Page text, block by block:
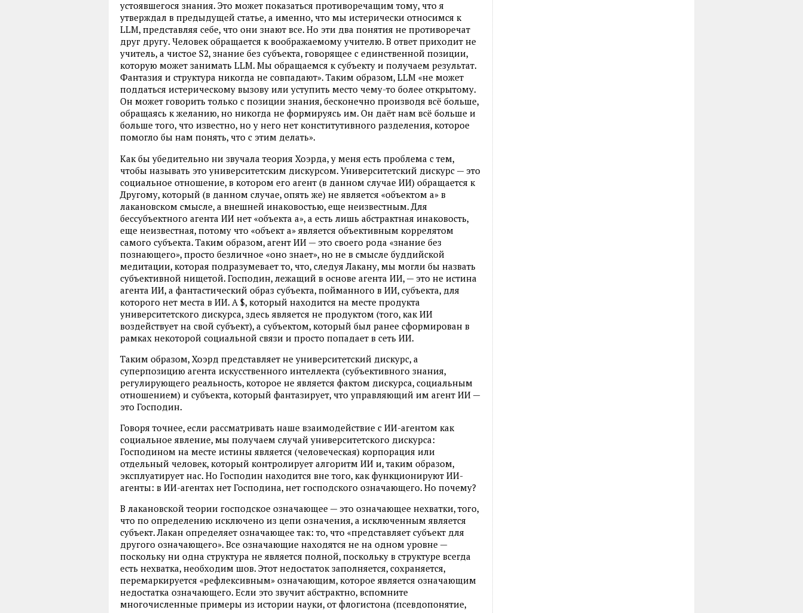
устоявшегося знания. Это может показаться противоречащим тому, что я
утверждал в предыдущей статье, а именно, что мы истерически относимся к
LLM, представляя себе, что они знают все. Но эти два понятия не противоречат
друг другу. Человек обращается к воображаемому учителю. В ответ приходит не
учитель, а чистое S2, знание без субъекта, говорящее с единственной позиции,
которую может занимать LLM. Мы обращаемся к субъекту и получаем результат.
Фантазия и структура никогда не совпадают». Таким образом, LLM «не может
поддаться истерическому вызову или уступить место чему-то более открытому.
Он может говорить только с позиции знания, бесконечно производя всё больше,
обращаясь к желанию, но никогда не формируясь им. Он даёт нам всё больше и
больше того, что известно, но у него нет конститутивного разделения, которое
помогло бы нам понять, что с этим делать».
Как бы убедительно ни звучала теория Хоэрда, у меня есть проблема с тем,
чтобы называть это университетским дискурсом. Университетский дискурс — это
социальное отношение, в котором его агент (в данном случае ИИ) обращается к
Другому, который (в данном случае, опять же) не является «объектом а» в
лакановском смысле, а внешней инаковостью, еще неизвестным. Для
бессубъектного агента ИИ нет «объекта а», а есть лишь абстрактная инаковость,
еще неизвестная, потому что «объект а» является объективным коррелятом
самого субъекта. Таким образом, агент ИИ — это своего рода «знание без
познающего», просто безличное «оно знает», но не в смысле буддийской
медитации, которая подразумевает то, что, следуя Лакану, мы могли бы назвать
субъективной нищетой. Господин, лежащий в основе агента ИИ, — это не истина
агента ИИ, а фантастический образ субъекта, пойманного в ИИ, субъекта, для
которого нет места в ИИ. А $, который находится на месте продукта
университетского дискурса, здесь является не продуктом (того, как ИИ
воздействует на свой субъект), а субъектом, который был ранее сформирован в
рамках некоторой социальной связи и просто попадает в сеть ИИ.
Таким образом, Хоэрд представляет не университетский дискурс, а
суперпозицию агента искусственного интеллекта (субъективного знания,
регулирующего реальность, которое не является фактом дискурса, социальным
отношением) и субъекта, который фантазирует, что управляющий им агент ИИ —
это Господин.
Говоря точнее, если рассматривать наше взаимодействие с ИИ-агентом как
социальное явление, мы получаем случай университетского дискурса:
Господином на месте истины является (человеческая) корпорация или
отдельный человек, который контролирует алгоритм ИИ и, таким образом,
эксплуатирует нас. Но Господин находится вне того, как функционируют ИИ-
агенты: в ИИ-агентах нет Господина, нет господского означающего. Но почему?
В лакановской теории господское означающее — это означающее нехватки, того,
что по определению исключено из цепи означения, а исключенным является
субъект. Лакан определяет означающее так: то, что «представляет субъект для
другого означающего». Все означающие находятся не на одном уровне —
поскольку ни одна структура не является полной, поскольку в структуре всегда
есть нехватка, необходим шов. Этот недостаток заполняется, сохраняется,
перемаркируется «рефлексивным» означающим, которое является означающим
недостатка означающего. Если это звучит абстрактно, вспомните
многочисленные примеры из истории науки, от флогистона (псевдопонятие,